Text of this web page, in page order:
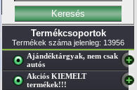
Termékcsoportok
Termékek száma jelenleg: 13956
Ajándéktárgyak, nem csak
autós
Akciós KIEMELT
termékek!!!